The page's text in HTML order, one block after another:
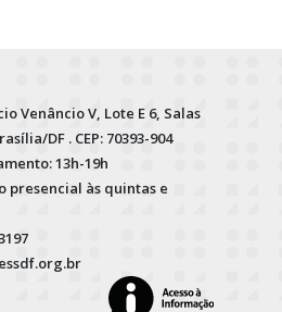
Venâncio V, Lote E 6, Salas
DF . CEP: 70393-904
13h-19h
presencial às quintas e